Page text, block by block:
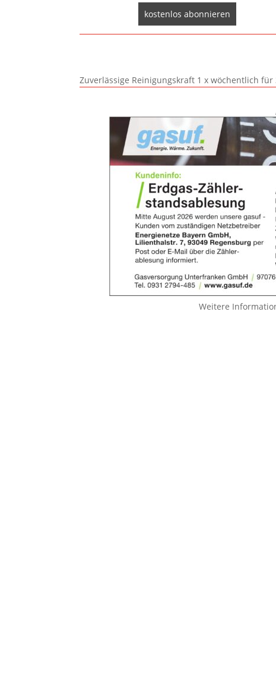
Zuverlässige Reinigungskraft 1 x wöchentlich
Weitere